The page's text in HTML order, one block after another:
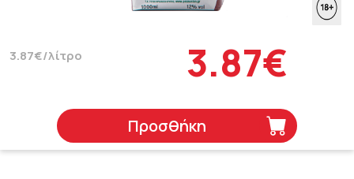
3.87€/λίτρο 3.87€
Προσθήκη